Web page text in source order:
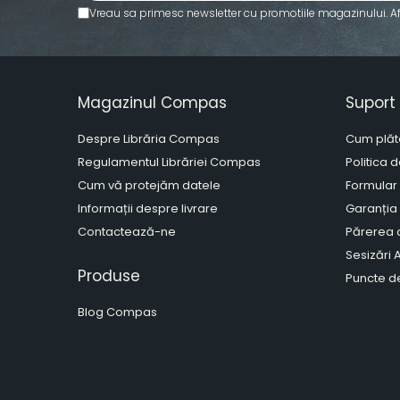
Artă și fotografie
Afaceri și economie
Religie și spiritualitate
Știință și tehnologie
Gastronomie și hobby
Filosofie și eseuri
Limbi străine
Dicționare și ghiduri de
Literatură în limbi străine
Papetărie și articole din hârtie
Vreau sa primesc newsletter cu promotiile magazinului.
Magazinul Compas
Despre Librăria Compas
Regulamentul Librăriei Compas
Cum vă protejăm datele
Informații despre livrare
Contactează-ne
Produse
Blog Compas
Cum
Politica
Garanția
Părerea
Sesizări
Puncte